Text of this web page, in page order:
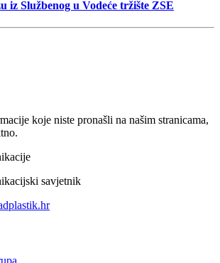
iz Službenog u Vodeće tržište ZSE
koje niste pronašli na našim stranicama,
savjetnik